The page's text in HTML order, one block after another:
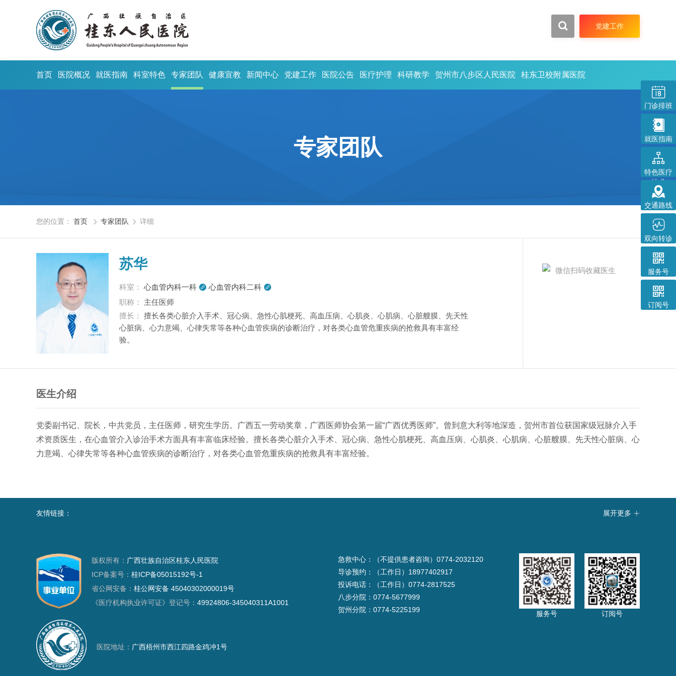
党建工作


首页 医院概况 就医指南 科室特色 专家团队 健康宣教 新闻中心 党建工作 医院公告 医疗护理 科研教学 贺州市八步区人民医院 桂东卫校附属医院
专家团队
您的位置： 首页  专家团队  详细
苏华
科室： 心血管内科一科  心血管内科二科 
职称：
主任医师
擅长： 擅长各类心脏介入手术、冠心病、急性心肌梗死、高血压病、心肌炎、心肌病、心脏艘膜、先天性
心脏病、心力意竭、心律失常等各种心血管疾病的诊断治疗，对各类心血管危重疾病的抢救具有丰富经
验。
医生介绍
党委副书记、院长，中共党员，主任医师，研究生学历。广西五一劳动奖章， 广西医师协会第一届“广西优秀医师”。曾到意大利等地深造，贺州市首位获国家级冠脉介入手
术资质医生，在心血管介入诊治手术方面具有丰富临床经验。擅长各类心脏介入手术、冠心病、急性心肌梗死、高血压病、心肌炎、心肌病、心脏艘膜、先天性心脏病、心
力意竭、心律失常等各种心血管疾病的诊断治疗，对各类心血管危重疾病的抢救具有丰富经验。
友情链接： 展开更多 
版权所有： 广西壮族自治区桂东人民医院
ICP备案号： 桂ICP备05015192号-1
省公网安备： 桂公网安备 45040302000019号
《医疗机构执业许可证》登记号： 49924806-345040311A1001
医院地址： 广西梧州市西江四路金鸡冲1号
急救中心：（不提供患者咨询）0774-2032120
导诊预约：（工作日）18977402917
投诉电话：（工作日）0774-2817525
八步分院：0774-5677999
贺州分院：0774-5225199
订阅号
服务号

门诊排班

就医指南

特色医疗
技术

交通路线

双向转诊

服务号

订阅号